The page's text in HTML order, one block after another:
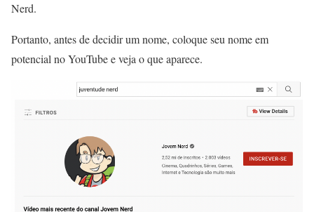
Nerd.
Portanto, antes de decidir um nome, coloque seu nome em
potencial no YouTube e veja o que aparece.